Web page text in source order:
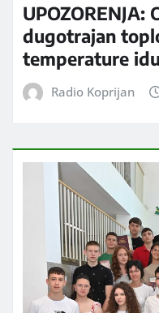
UPOZORENJA:
dugotrajan
temperature
Radio Koprijan